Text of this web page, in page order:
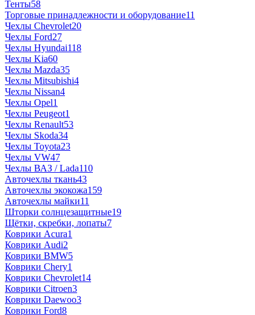
Тенты58
Торговые принадлежности и оборудование11
Чехлы Chevrolet20
Чехлы Ford27
Чехлы Hyundai118
Чехлы Kia60
Чехлы Mazda35
Чехлы Mitsubishi4
Чехлы Nissan4
Чехлы Opel1
Чехлы Peugeot1
Чехлы Renault53
Чехлы Skoda34
Чехлы Toyota23
Чехлы VW47
Чехлы ВАЗ / Lada110
Авточехлы ткань43
Авточехлы экокожа159
Авточехлы майки11
Шторки солнцезащитные19
Щётки, скребки, лопаты7
Коврики Acura1
Коврики Audi2
Коврики BMW5
Коврики Chery1
Коврики Chevrolet14
Коврики Citroen3
Коврики Daewoo3
Коврики Ford8